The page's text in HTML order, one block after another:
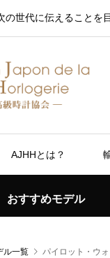
世代に伝えることを
AJHHとは？
おすすめモデル
ル一覧 パイロット・ウ